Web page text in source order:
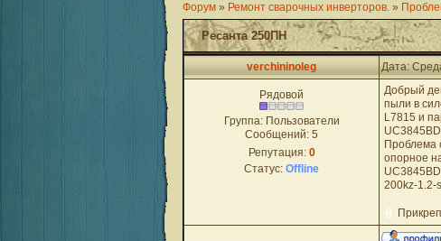
Форум » Ремонт сварочных инверторов. »
Ресанта 250ПН
verchininoleg Дата:
Рядовой
Группа: Пользователи
Сообщений: 5
Репутация: 0
Статус: Offline
Добрый
пыли в
L7815 и
Проблема
опорное
200kz-1.2-